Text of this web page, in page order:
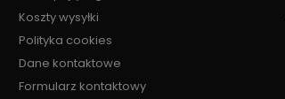
Koszty wysyłki
Polityka cookies
Dane kontaktowe
Formularz kontaktowy